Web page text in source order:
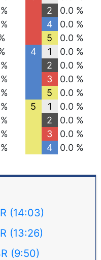
2
0.0 %
4
0.0 %
5
0.0 %
4
1
0.0 %
2
0.0 %
3
0.0 %
5
0.0 %
5
1
0.0 %
2
0.0 %
3
0.0 %
4
0.0 %
(14:03)
(13:26)
(9:50)